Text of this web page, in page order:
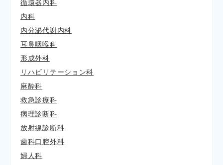
循環器内科
内科
内分泌代謝内科
耳鼻咽喉科
形成外科
リハビリテーション科
麻酔科
救急診療科
病理診断科
放射線診断科
歯科口腔外科
婦人科